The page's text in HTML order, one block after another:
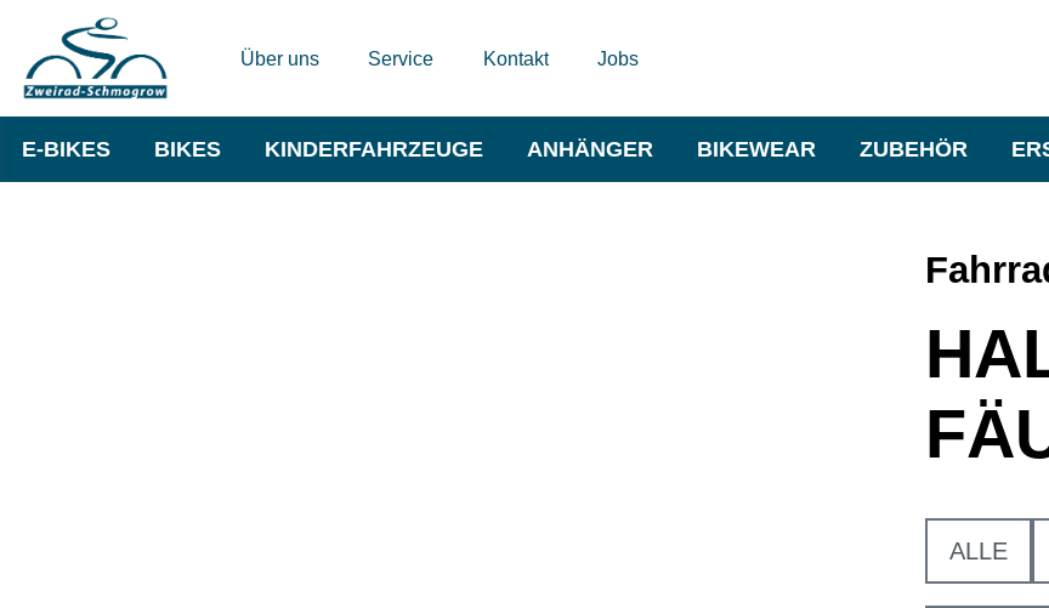
Über uns Service Kontakt Jobs
E-BIKES BIKES KINDERFAHRZEUGE ANHÄNGER BIKEWEAR ZUBEHÖR
ALLE